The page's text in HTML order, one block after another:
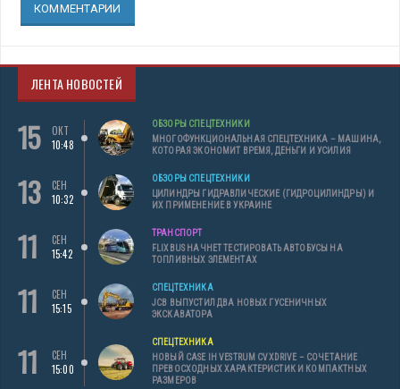
КОММЕНТАРИИ
ЛЕНТА НОВОСТЕЙ
15
ОКТ
10:48
ОБЗОРЫ СПЕЦТЕХНИКИ
МНОГОФУНКЦИОНАЛЬНАЯ СПЕЦТЕХНИКА – МАШИНА,
КОТОРАЯ ЭКОНОМИТ ВРЕМЯ, ДЕНЬГИ И УСИЛИЯ
13
СЕН
10:32
ОБЗОРЫ СПЕЦТЕХНИКИ
ЦИЛИНДРЫ ГИДРАВЛИЧЕСКИЕ (ГИДРОЦИЛИНДРЫ) И
ИХ ПРИМЕНЕНИЕ В УКРАИНЕ
11
СЕН
15:42
ТРАНСПОРТ
FLIXBUS НАЧНЕТ ТЕСТИРОВАТЬ АВТОБУСЫ НА
ТОПЛИВНЫХ ЭЛЕМЕНТАХ
11
СЕН
15:15
СПЕЦТЕХНИКА
JCB ВЫПУСТИЛ ДВА НОВЫХ ГУСЕНИЧНЫХ
ЭКСКАВАТОРА
11
СЕН
15:00
СПЕЦТЕХНИКА
НОВЫЙ CASE IH VESTRUM CVXDRIVE – СОЧЕТАНИЕ
ПРЕВОСХОДНЫХ ХАРАКТЕРИСТИК И КОМПАКТНЫХ
РАЗМЕРОВ